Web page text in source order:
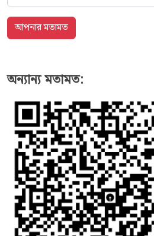
অন্যান্য মতামত: